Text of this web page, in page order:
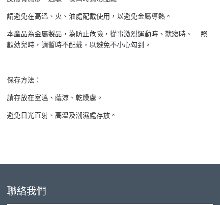
請避免在高溫、火、油處配戴使用，以避免金屬導熱。
本產品為金屬製品，為防止危險，從事激烈運動時、就寢時、 照
顧幼兒時，請暫時不配戴，以避免不小心勾到。
保存方法：
請存放在室溫、蔭涼、乾燥處。
避免日光直射、高溫及潮濕處存放。
聯絡我們